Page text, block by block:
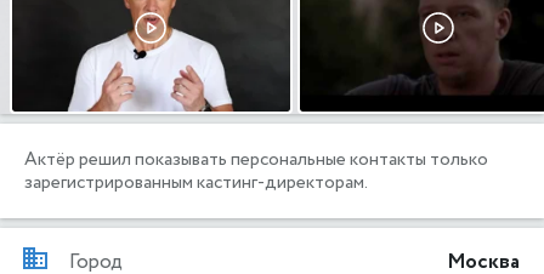
Актёр решил показывать персональные контакты только
зарегистрированным кастинг-директорам.
Город Москва